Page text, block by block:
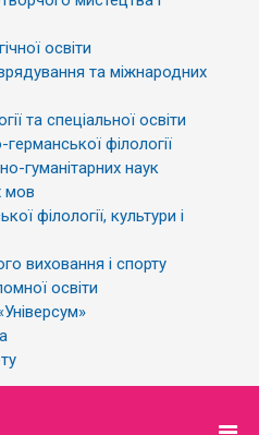
освіти
та міжнародних
та спеціальної освіти
філології
гуманітарних наук
мов
філології, культури і
виховання і спорту
освіти